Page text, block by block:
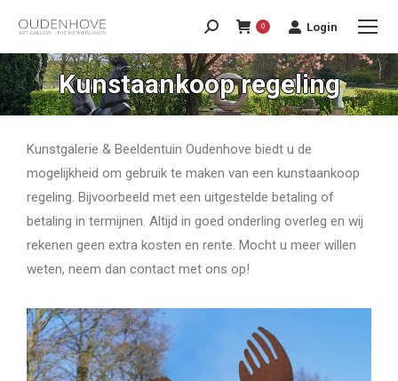
0 Login
Kunstaankoop regeling
Kunstgalerie & Beeldentuin Oudenhove biedt u de
mogelijkheid om gebruik te maken van een kunstaankoop
regeling. Bijvoorbeeld met een uitgestelde betaling of
betaling in termijnen. Altijd in goed onderling overleg en wij
rekenen geen extra kosten en rente. Mocht u meer willen
weten, neem dan contact met ons op!